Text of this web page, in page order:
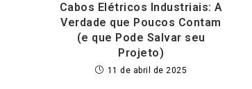
Cabos Elétricos Industriais: A
Verdade que Poucos Contam
(e que Pode Salvar seu
Projeto)
11 de abril de 2025